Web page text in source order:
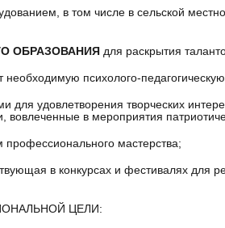
в том числе в сельской
ОБРАЗОВАНИЯ для раскрытия
необходимую психолого-
для удовлетворения творческих
вовлеченные в мероприятия
профессионального мастерства;
в конкурсах и фестивалях для
ЦЕЛИ: